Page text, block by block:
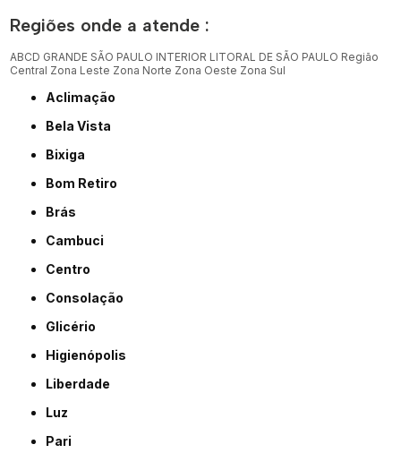
Regiões onde a atende :
ABCD GRANDE SÃO PAULO INTERIOR LITORAL DE SÃO PAULO Região
Central Zona Leste Zona Norte Zona Oeste Zona Sul
Aclimação
Bela Vista
Bixiga
Bom Retiro
Brás
Cambuci
Centro
Consolação
Glicério
Higienópolis
Liberdade
Luz
Pari